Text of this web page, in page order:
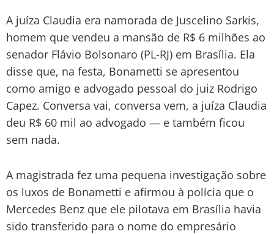
A juíza Claudia era namorada de Juscelino Sarkis,
homem que vendeu a mansão de R$ 6 milhões ao
senador Flávio Bolsonaro (PL-RJ) em Brasília. Ela
disse que, na festa, Bonametti se apresentou
como amigo e advogado pessoal do juiz Rodrigo
Capez. Conversa vai, conversa vem, a juíza Claudia
deu R$ 60 mil ao advogado — e também ficou
sem nada.
A magistrada fez uma pequena investigação sobre
os luxos de Bonametti e afirmou à polícia que o
Mercedes Benz que ele pilotava em Brasília havia
sido transferido para o nome do empresário